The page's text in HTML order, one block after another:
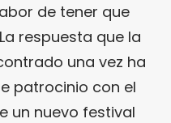
de tener que
respuesta que la
una vez ha
patrocinio con el
un nuevo festival